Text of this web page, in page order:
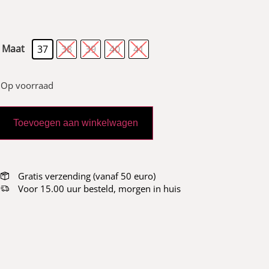
Maat 37 38 39 40 41
Op voorraad
Toevoegen aan winkelwagen
Gratis verzending (vanaf 50 euro)
Voor 15.00 uur besteld, morgen in huis